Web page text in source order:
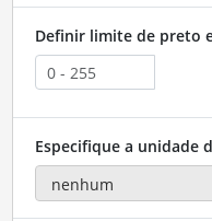
Definir limite de preto
Especifique a unidade